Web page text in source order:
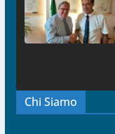
Chi Siamo